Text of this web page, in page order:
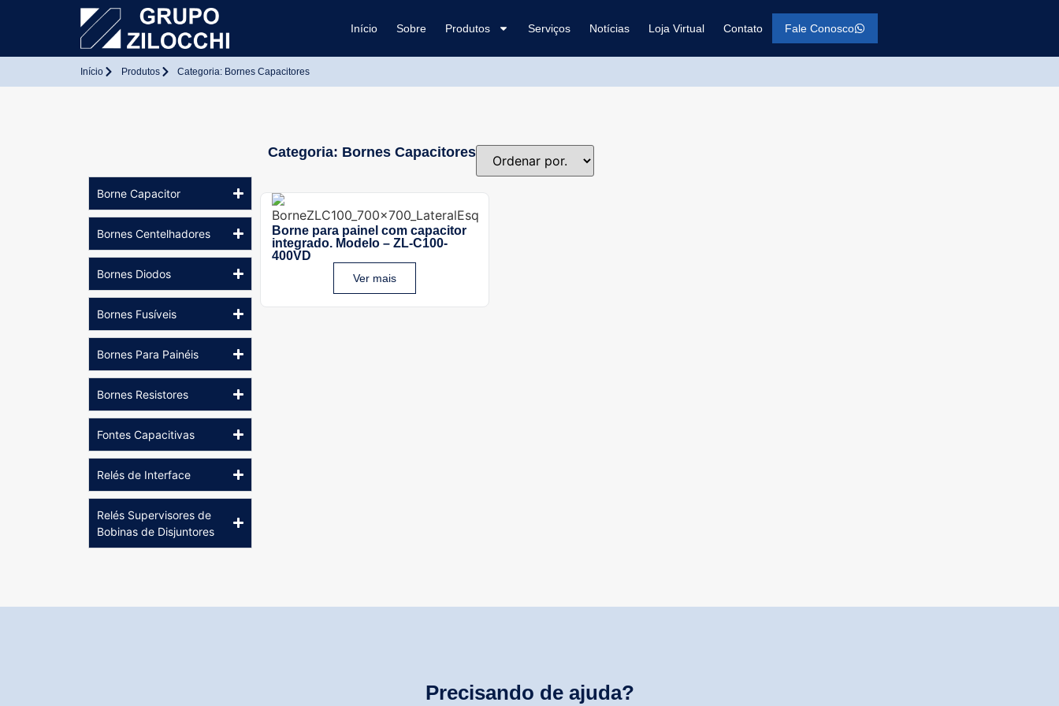
Início Sobre Produtos Serviços Notícias Loja Virtual Contato Fale Conosco
Início Produtos Categoria: Bornes Capacitores
Borne Capacitor
Bornes Centelhadores
Bornes Diodos
Bornes Fusíveis
Bornes Para Painéis
Bornes Resistores
Fontes Capacitivas
Relés de Interface
Relés Supervisores de
Bobinas de Disjuntores
Categoria: Bornes Capacitores
Borne para painel com capacitor
integrado. Modelo – ZL-C100-
400VD
Ver mais
Precisando de ajuda?